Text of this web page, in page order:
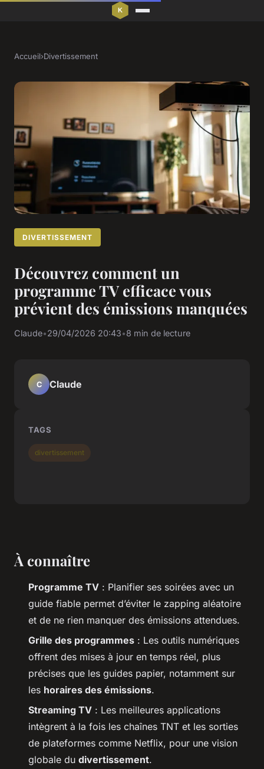
Accueil›Divertissement
DIVERTISSEMENT
Découvrez comment un
programme TV efficace vous
prévient des émissions manquées
Claude•29/04/2026 20:43•8 min de lecture
À connaître
Programme TV : Planifier ses soirées avec un
guide fiable permet d’éviter le zapping aléatoire
et de ne rien manquer des émissions attendues.
Grille des programmes : Les outils numériques
offrent des mises à jour en temps réel, plus
précises que les guides papier, notamment sur
les horaires des émissions.
Streaming TV : Les meilleures applications
intègrent à la fois les chaînes TNT et les sorties
de plateformes comme Netflix, pour une vision
globale du divertissement.
C Claude
TAGS
divertissement